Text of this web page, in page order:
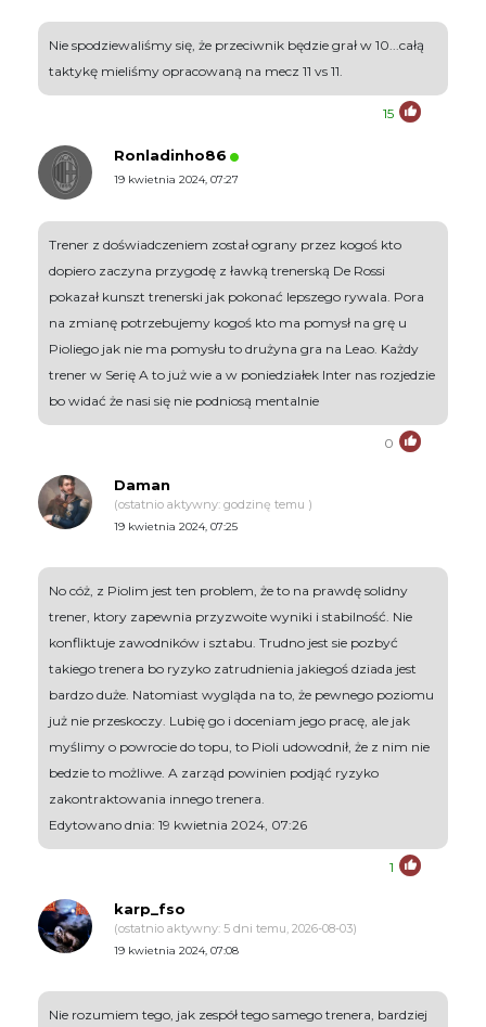
Nie spodziewaliśmy się, że przeciwnik będzie grał w 10...całą
taktykę mieliśmy opracowaną na mecz 11 vs 11.
15
Ronladinho86
19 kwietnia 2024, 07:27
Trener z doświadczeniem został ograny przez kogoś kto
dopiero zaczyna przygodę z ławką trenerską De Rossi
pokazał kunszt trenerski jak pokonać lepszego rywala. Pora
na zmianę potrzebujemy kogoś kto ma pomysł na grę u
Pioliego jak nie ma pomysłu to drużyna gra na Leao. Każdy
trener w Serię A to już wie a w poniedziałek Inter nas rozjedzie
bo widać że nasi się nie podniosą mentalnie
0
Daman
(ostatnio aktywny: godzinę temu )
19 kwietnia 2024, 07:25
No cóż, z Piolim jest ten problem, że to na prawdę solidny
trener, ktory zapewnia przyzwoite wyniki i stabilność. Nie
konfliktuje zawodników i sztabu. Trudno jest sie pozbyć
takiego trenera bo ryzyko zatrudnienia jakiegoś dziada jest
bardzo duże. Natomiast wygląda na to, że pewnego poziomu
już nie przeskoczy. Lubię go i doceniam jego pracę, ale jak
myślimy o powrocie do topu, to Pioli udowodnił, że z nim nie
bedzie to możliwe. A zarząd powinien podjąć ryzyko
zakontraktowania innego trenera.
Edytowano dnia: 19 kwietnia 2024, 07:26
1
karp_fso
(ostatnio aktywny: 5 dni temu, 2026-08-03)
19 kwietnia 2024, 07:08
Nie rozumiem tego, jak zespół tego samego trenera, bardziej